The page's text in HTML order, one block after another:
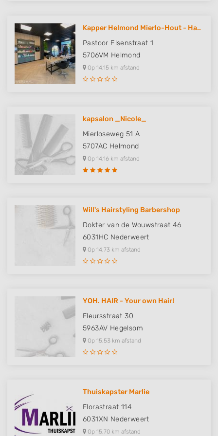
Kapper Helmond Mierlo-Hout - Ha..
Pastoor Elsenstraat 1
5706VM Helmond
Op 14,15 km afstand
kapsalon _Nicole_
Mierloseweg 51 A
5707AC Helmond
Op 14,16 km afstand
Will's Hairstyling Barbershop
Dokter van de Wouwstraat 46
6031HC Nederweert
Op 14,73 km afstand
YOH. HAIR - Your own Hair!
Fleursstraat 30
5963AV Hegelsom
Op 15,53 km afstand
Thuiskapster Marlie
Florastraat 114
6031XN Nederweert
Op 15,70 km afstand